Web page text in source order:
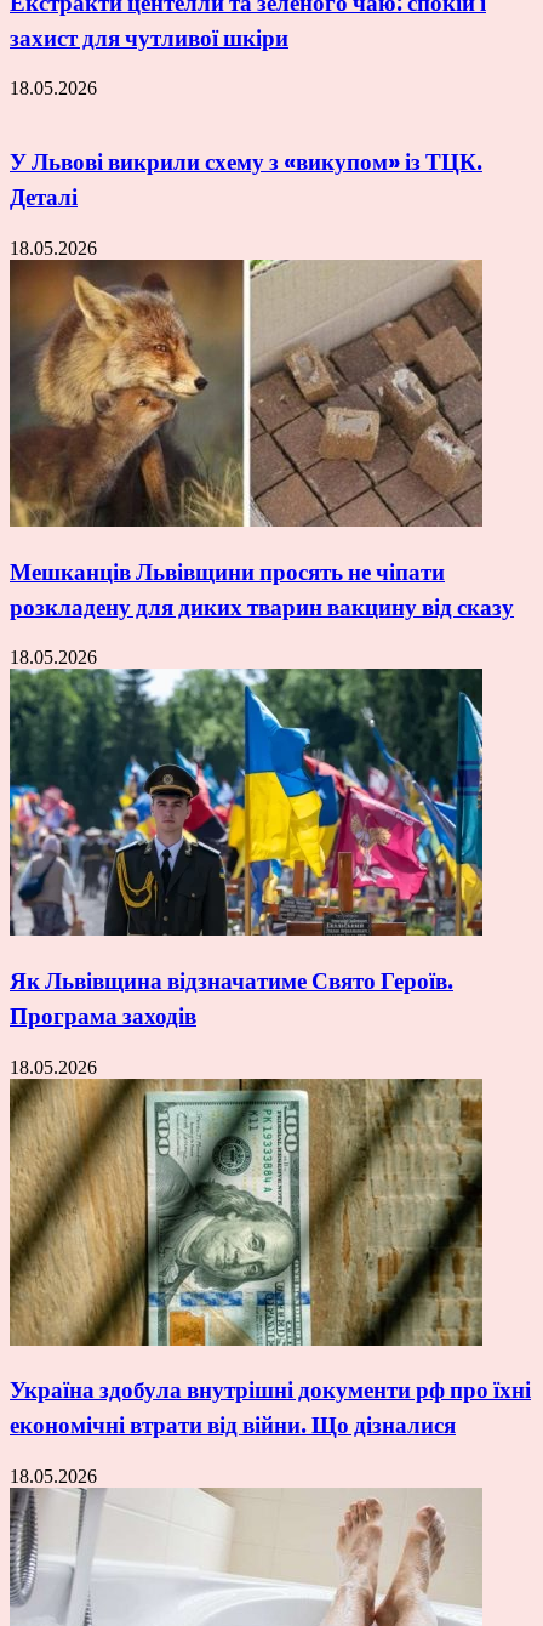
захист для чутливої шкіри
18.05.2026
У Львові викрили схему з «викупом» із ТЦК.
Деталі
18.05.2026
Мешканців Львівщини просять не чіпати
розкладену для диких тварин вакцину від сказу
18.05.2026
Як Львівщина відзначатиме Свято Героїв.
Програма заходів
18.05.2026
Україна здобула внутрішні документи рф про їхні
економічні втрати від війни. Що дізналися
18.05.2026